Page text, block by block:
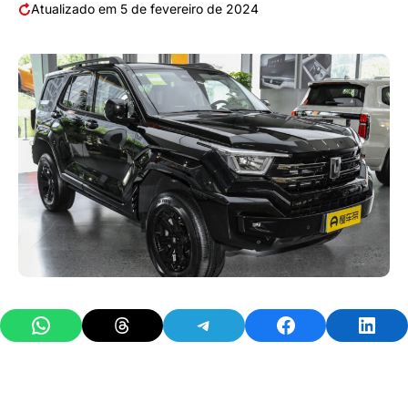
5 de fevereiro de 2024
Share on WhatsAppShare on ThreadsShare on TelegramShare on Facebook